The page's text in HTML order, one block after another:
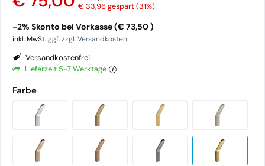
€ 33,96gespart (31%)
-2% Skonto bei Vorkasse (€ 73,50 )
inkl. MwSt.ggf. zzgl. Versandkosten
Versandkostenfrei
Lieferzeit 5-7 Werktage
Farbe